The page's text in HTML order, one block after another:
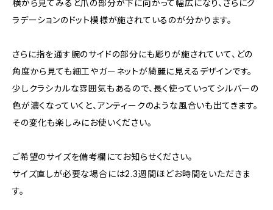
横から見てみると爪の部分が下に向かって幅広になり、さらにグ
ラデーションのドット模様が施されているのが分かります。
さらに指を通す腕のサイドの部分にも彫りが施されていて、どの
角度から見ても細工やガーネットが綺麗に見えるデザインです。
少しクラシカルな雰囲気もあるので、長く使っていってシルバーの
色が濃くなっていくと、アンティークのような風合いも出てきます。
その変化も楽しみにお使いください。
ご希望のサイズを備考欄にてお知らせください。
サイズ直しが必要な場合には2.3週間ほどお時間をいただきま
す。